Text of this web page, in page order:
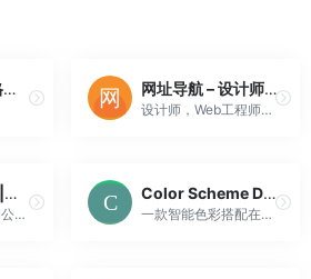
网页设计中表格的制作技巧-教程-创意在线 网址导航 – 设计师网址导航
设计师，Web工程师，创业者的网址导航，行业领域精英人士必备利器。
reooo design |各类桌面软件界面设计,移动设备界面设计,图标设计,网页设计.
为各类开发团队和公司提供移动设备的交互和视觉解决方案。各类桌面软件界面设计,移动设备界面设计,图标设计,网页设计。融交互、创意、设计于一体的专业团队，是一支年轻有朝气、拥有与各国内外各企业成功合作经验，有成熟完备的设计流程。
Color Scheme Designer,在线配色器-在线色彩搭配和色彩配色方案
一款智能色彩搭配在线工具,致力于为设计师提供RGB颜色配色方案,为色彩构成学习者提供免费查询工具。